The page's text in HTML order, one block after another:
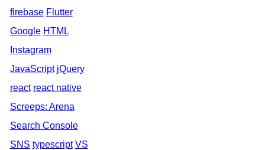
firebase Flutter
Google HTML
Instagram
JavaScript jQuery
react react native
Screeps: Arena
Search Console
SNS typescript VS